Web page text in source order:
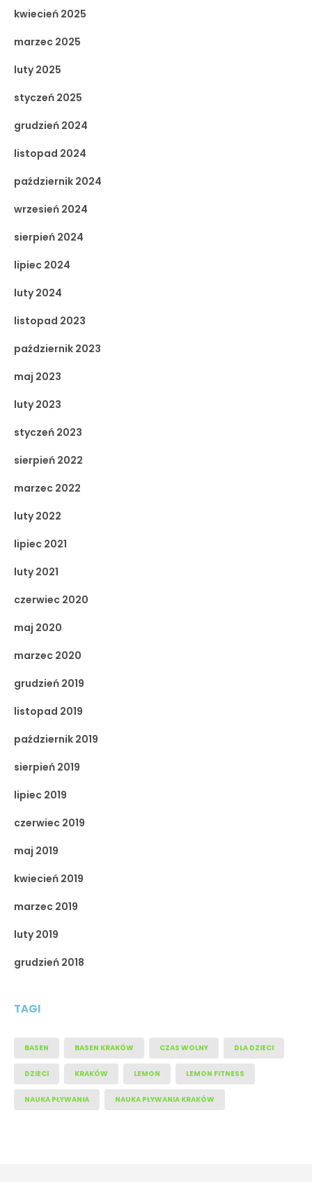
kwiecień 2025
marzec 2025
luty 2025
styczeń 2025
grudzień 2024
listopad 2024
październik 2024
wrzesień 2024
sierpień 2024
lipiec 2024
luty 2024
listopad 2023
październik 2023
maj 2023
luty 2023
styczeń 2023
sierpień 2022
marzec 2022
luty 2022
lipiec 2021
luty 2021
czerwiec 2020
maj 2020
marzec 2020
grudzień 2019
listopad 2019
październik 2019
sierpień 2019
lipiec 2019
czerwiec 2019
maj 2019
kwiecień 2019
marzec 2019
luty 2019
grudzień 2018
TAGI
BASEN BASEN KRAKÓW CZAS WOLNY DLA DZIECI
DZIECI KRAKÓW LEMON LEMON FITNESS
NAUKA PŁYWANIA NAUKA PŁYWANIA KRAKÓW